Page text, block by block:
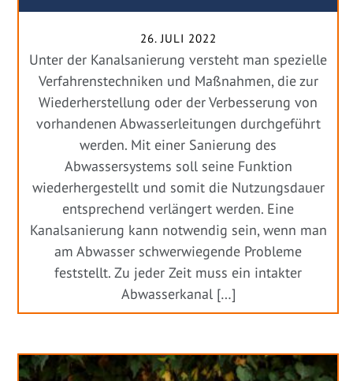
26. JULI 2022
Unter der Kanalsanierung versteht man spezielle
Verfahrenstechniken und Maßnahmen, die zur
Wiederherstellung oder der Verbesserung von
vorhandenen Abwasserleitungen durchgeführt
werden. Mit einer Sanierung des
Abwassersystems soll seine Funktion
wiederhergestellt und somit die Nutzungsdauer
entsprechend verlängert werden. Eine
Kanalsanierung kann notwendig sein, wenn man
am Abwasser schwerwiegende Probleme
feststellt. Zu jeder Zeit muss ein intakter
Abwasserkanal […]